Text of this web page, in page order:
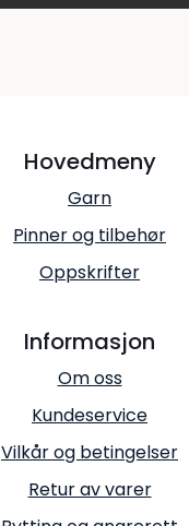
Hovedmeny
Garn
Pinner og tilbehør
Oppskrifter
Informasjon
Om oss
Kundeservice
Vilkår og betingelser
Retur av varer